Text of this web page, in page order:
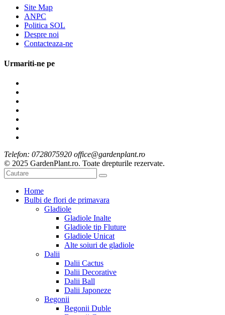
Site Map
ANPC
Politica SOL
Despre noi
Contacteaza-ne
Urmariti-ne pe
Telefon: 0728075920 office@gardenplant.ro
© 2025 GardenPlant.ro. Toate drepturile rezervate.
Home
Bulbi de flori de primavara
Gladiole
Gladiole Inalte
Gladiole tip Fluture
Gladiole Unicat
Alte soiuri de gladiole
Dalii
Dalii Cactus
Dalii Decorative
Dalii Ball
Dalii Japoneze
Begonii
Begonii Duble